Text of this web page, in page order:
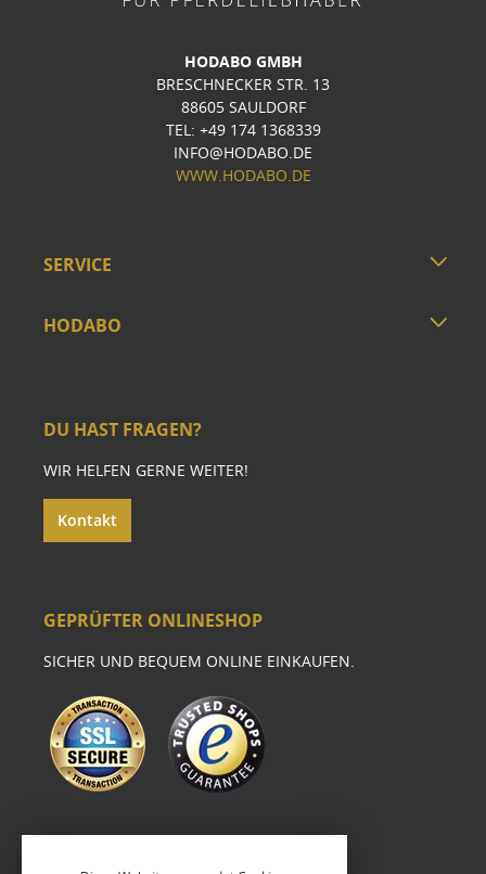
HODABO GMBH
BRESCHNECKER STR. 13
88605 SAULDORF
TEL: +49 174 1368339
INFO@HODABO.DE
WWW.HODABO.DE
SERVICE
HODABO
DU HAST FRAGEN?
WIR HELFEN GERNE WEITER!
Kontakt
GEPRÜFTER ONLINESHOP
SICHER UND BEQUEM ONLINE EINKAUFEN.